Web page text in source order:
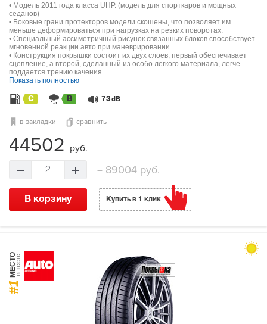
• Модель 2011 года класса UHP. (модель для спорткаров и мощных
седанов)
• Боковые грани протекторов модели скошены, что позволяет им
меньше деформироваться при нагрузках на резких поворотах.
• Специальный ассиметричный рисунок связанных блоков способствует
мгновенной реакции авто при маневрировании.
• Конструкция покрышки состоит их двух слоев, первый обеспечивает
сцепление, а второй, сделанный из особо легкого материала, легче
поддается трению качения.
Показать полностью
C B 73 dB
в закладки сравнить
44502 руб.
2 = 89004 руб.
В корзину Купить в 1 клик
#1
МЕСТОв тесте